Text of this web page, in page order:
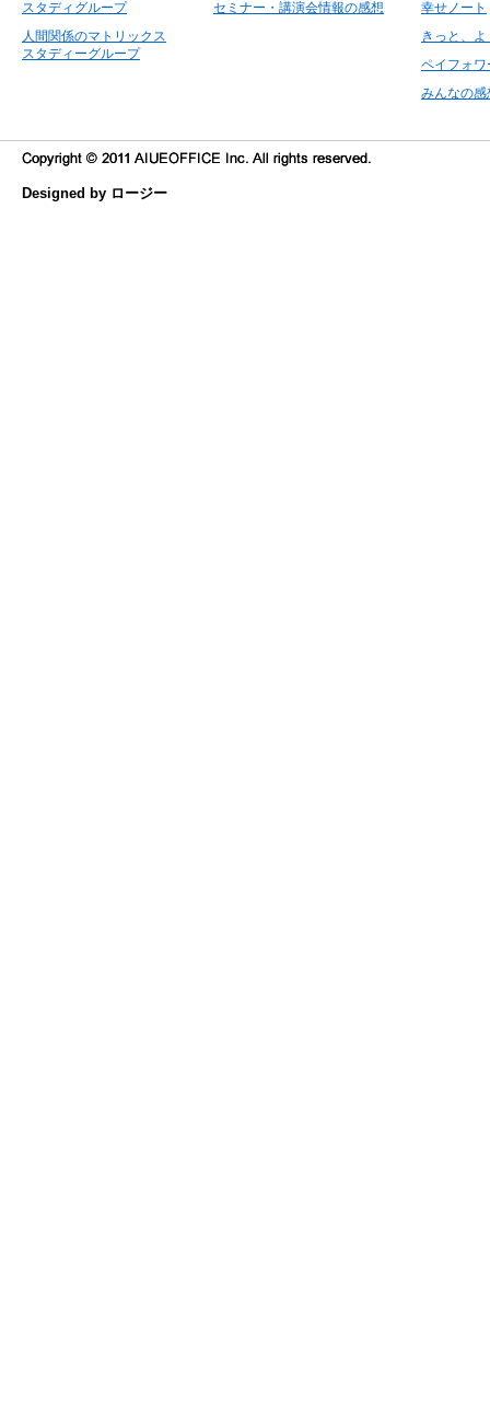
スタディグループ
人間関係のマトリックス
スタディーグループ
セミナー・講演会情報の感想
幸せノート
きっと、
ペイフォワ
みんなの感
Designed by ロージー